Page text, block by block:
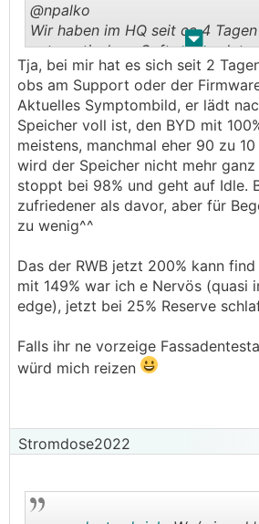
. .
@npalko
Wir haben im HQ seit ca 4
automatischem
Wochen supi geschnurrlt hat)
aehnlichen Speicherfehler wie
somit nicht alleine als aktuell
(bis auf des Modul von deinem
aber das ist ja Hardware)
Softwaremaessig passiert grad
erwarte/fuercht dass es
erwischt wo
Tja, bei mir hat es sich seit 2
obs am Support oder der
Aktuelles Symptombild, er lädt
Speicher voll ist, den BYD mit
meistens, manchmal eher 90 zu
wird der Speicher nicht mehr
stoppt bei 98% und geht auf Idle.
zufriedener als davor, aber für
zu wenig^^
Das der RWB jetzt 200% kann
mit 149% war ich e Nervös (quasi
edge), jetzt bei 25% Reserve
Falls ihr ne vorzeige
würd mich reizen
Stromdose2022